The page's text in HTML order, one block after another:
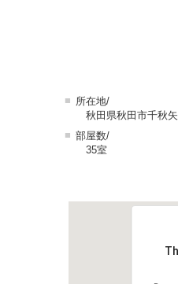
■ 所在地/
秋田県秋田市千秋
■ 部屋数/
35室